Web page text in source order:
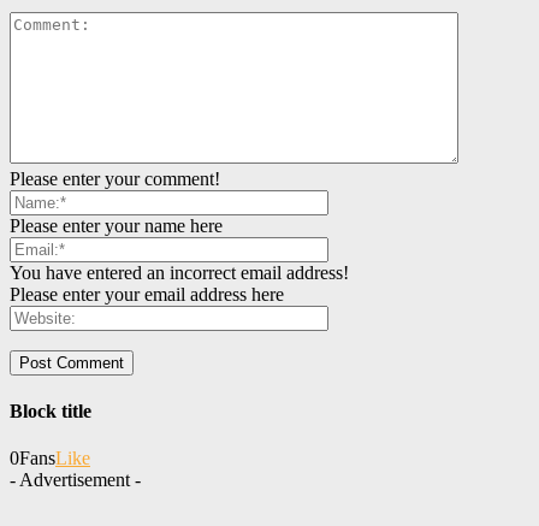
Please enter your comment!
Please enter your name here
You have entered an incorrect email address!
Please enter your email address here
Block title
0FansLike
- Advertisement -